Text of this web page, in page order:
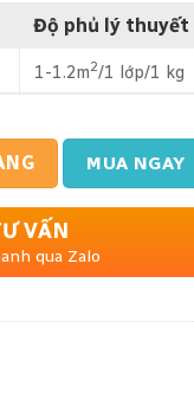
Độ phủ lý thuyết
1-1.2m2/1 lớp/1 kg
MUA NGAY
VẤN
qua Zalo